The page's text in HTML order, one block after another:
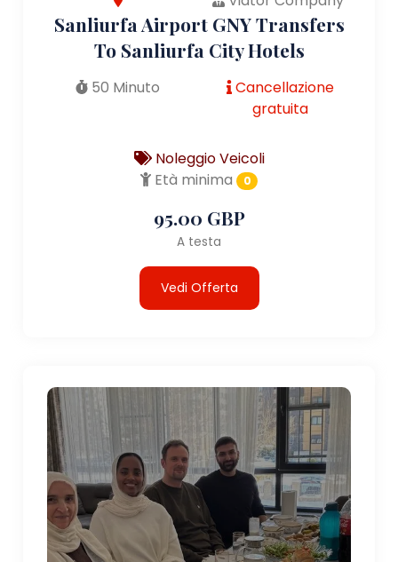
Sanliurfa Airport GNY Transfers
To Sanliurfa City Hotels
50 Minuto
Cancellazione
gratuita
Noleggio Veicoli
Età minima
0
95.00 GBP
A testa
Vedi Offerta